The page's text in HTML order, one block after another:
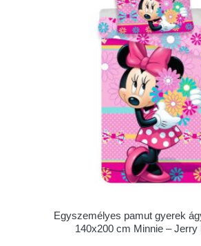
Egyszemélyes pamut gyerek
140x200 cm Minnie – Jerry